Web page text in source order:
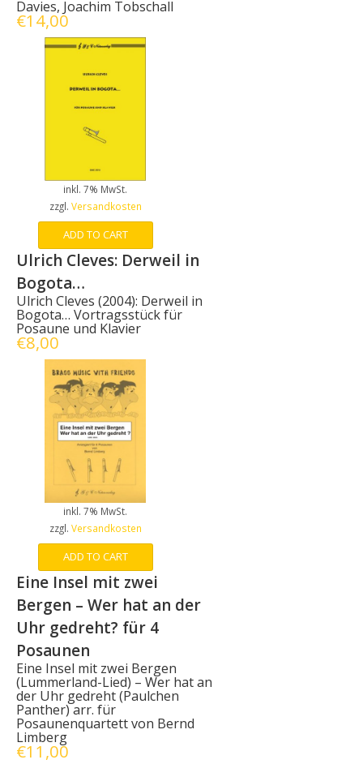
Davies, Joachim Tobschall
€14,00
inkl. 7% MwSt.
zzgl. Versandkosten
ADD TO CART
Ulrich Cleves: Derweil in
Bogota…
Ulrich Cleves (2004): Derweil in
Bogota… Vortragsstück für
Posaune und Klavier
€8,00
inkl. 7% MwSt.
zzgl. Versandkosten
ADD TO CART
Eine Insel mit zwei
Bergen – Wer hat an der
Uhr gedreht? für 4
Posaunen
Eine Insel mit zwei Bergen
(Lummerland-Lied) – Wer hat an
der Uhr gedreht (Paulchen
Panther) arr. für
Posaunenquartett von Bernd
Limberg
€11,00